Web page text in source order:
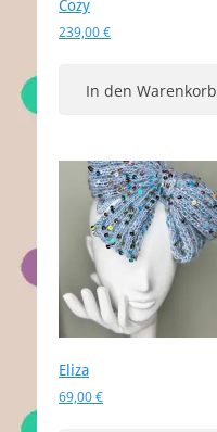
Cozy
239,00€
In den Warenkorb
Eliza
69,00€